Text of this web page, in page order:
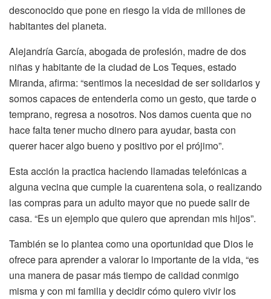
desconocido que pone en riesgo la vida de millones de
habitantes del planeta.
Alejandría García, abogada de profesión, madre de dos
niñas y habitante de la ciudad de Los Teques, estado
Miranda, afirma: “sentimos la necesidad de ser solidarios y
somos capaces de entenderla como un gesto, que tarde o
temprano, regresa a nosotros. Nos damos cuenta que no
hace falta tener mucho dinero para ayudar, basta con
querer hacer algo bueno y positivo por el prójimo”.
Esta acción la practica haciendo llamadas telefónicas a
alguna vecina que cumple la cuarentena sola, o realizando
las compras para un adulto mayor que no puede salir de
casa. “Es un ejemplo que quiero que aprendan mis hijos”.
También se lo plantea como una oportunidad que Dios le
ofrece para aprender a valorar lo importante de la vida, “es
una manera de pasar más tiempo de calidad conmigo
misma y con mi familia y decidir cómo quiero vivir los